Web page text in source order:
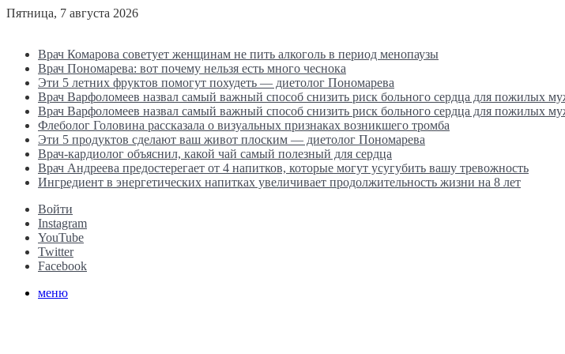
Пятница, 7 августа 2026
Врач Комарова советует женщинам не пить алкоголь в период менопаузы
Врач Пономарева: вот почему нельзя есть много чеснока
Эти 5 летних фруктов помогут похудеть — диетолог Пономарева
Врач Варфоломеев назвал самый важный способ снизить риск больного сердца для пожилых
Врач Варфоломеев назвал самый важный способ снизить риск больного сердца для пожилых
Флеболог Головина рассказала о визуальных признаках возникшего тромба
Эти 5 продуктов сделают ваш живот плоским — диетолог Пономарева
Врач-кардиолог объяснил, какой чай самый полезный для сердца
Врач Андреева предостерегает от 4 напитков, которые могут усугубить вашу тревожность
Ингредиент в энергетических напитках увеличивает продолжительность жизни на 8 лет
Войти
Instagram
YouTube
Twitter
Facebook
меню